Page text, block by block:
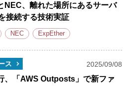
NEC、離れた場所にあるサーバ
接続する技術実証
NEC ExpEther
ス 2025/09/08
、「AWS Outposts」で新ファ